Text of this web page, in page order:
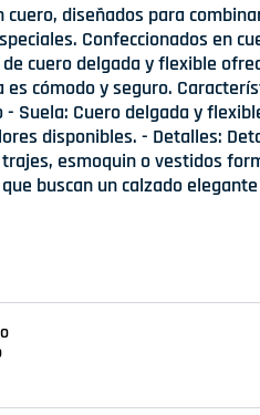
diseñados para
Confeccionados en
cuero delgada y flexible
cómodo y seguro.
Suela: Cuero delgada y
disponibles. - Detalles:
esmoquin o vestidos
buscan un calzado